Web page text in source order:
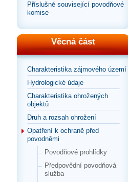
Příslušné související povodňové
komise
Věcná část
Charakteristika zájmového území
Hydrologické údaje
Charakteristika ohrožených
objektů
Druh a rozsah ohrožení
Opatření k ochraně před
povodněmi
Povodňové prohlídky
Předpovědní povodňová
služba